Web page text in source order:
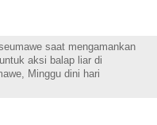
saat mengamankan
aksi balap liar di
Minggu dini hari